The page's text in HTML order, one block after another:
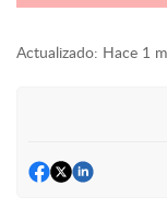
Actualizado: Hace 1